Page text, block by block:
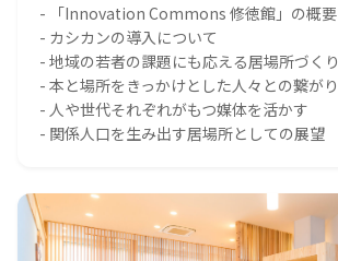
- 「Innovation Commons 修徳館」の概要
- カシカンの導入について
- 地域の若者の課題にも応える居場所づくり
- 本と場所をきっかけとした人々との繋がり
- 人や世代それぞれがもつ媒体を活かす
- 関係人口を生み出す居場所としての展望